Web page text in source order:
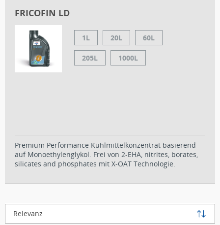
FRICOFIN LD
1L 20L 60L
205L 1000L
Premium Performance Kühlmittelkonzentrat basierend
auf Monoethylenglykol. Frei von 2-EHA, nitrites, borates,
silicates and phosphates mit X-OAT Technologie.
Relevanz